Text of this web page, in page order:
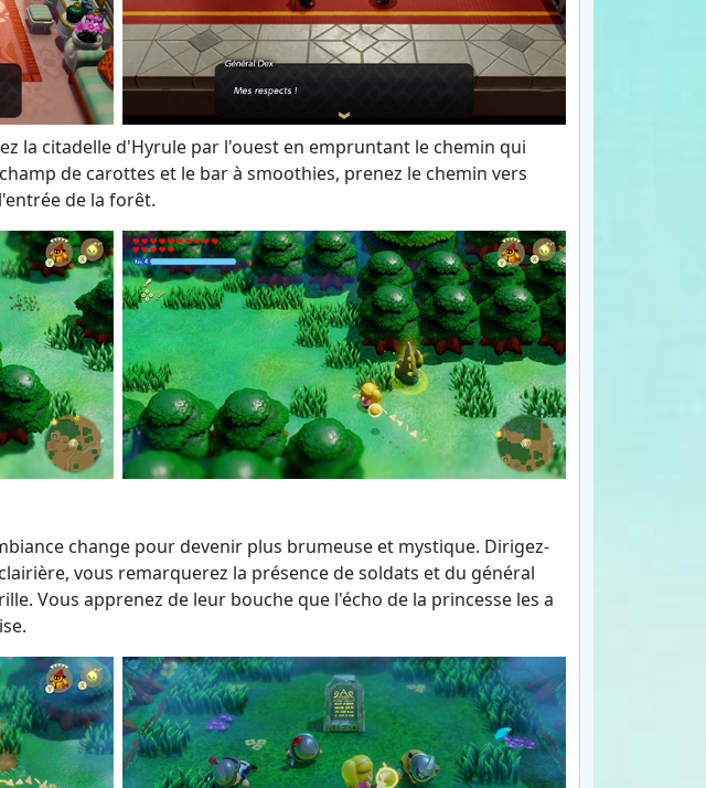
la citadelle d'Hyrule par l'ouest en empruntant le chemin qui
de carottes et le bar à smoothies, prenez le chemin vers
de la forêt.
change pour devenir plus brumeuse et mystique. Dirigez-
vous remarquerez la présence de soldats et du général
Vous apprenez de leur bouche que l'écho de la princesse les a